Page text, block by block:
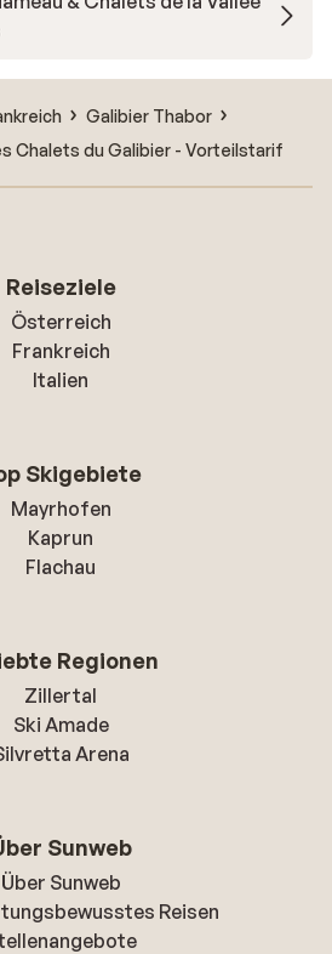
Galibier Thabor
Chalets du Galibier - Vorteilstarif
Reiseziele
Österreich
Frankreich
Italien
Skigebiete
Mayrhofen
Kaprun
Flachau
Regionen
Zillertal
Ski Amade
Arena
Sunweb
Über Sunweb
Reisen